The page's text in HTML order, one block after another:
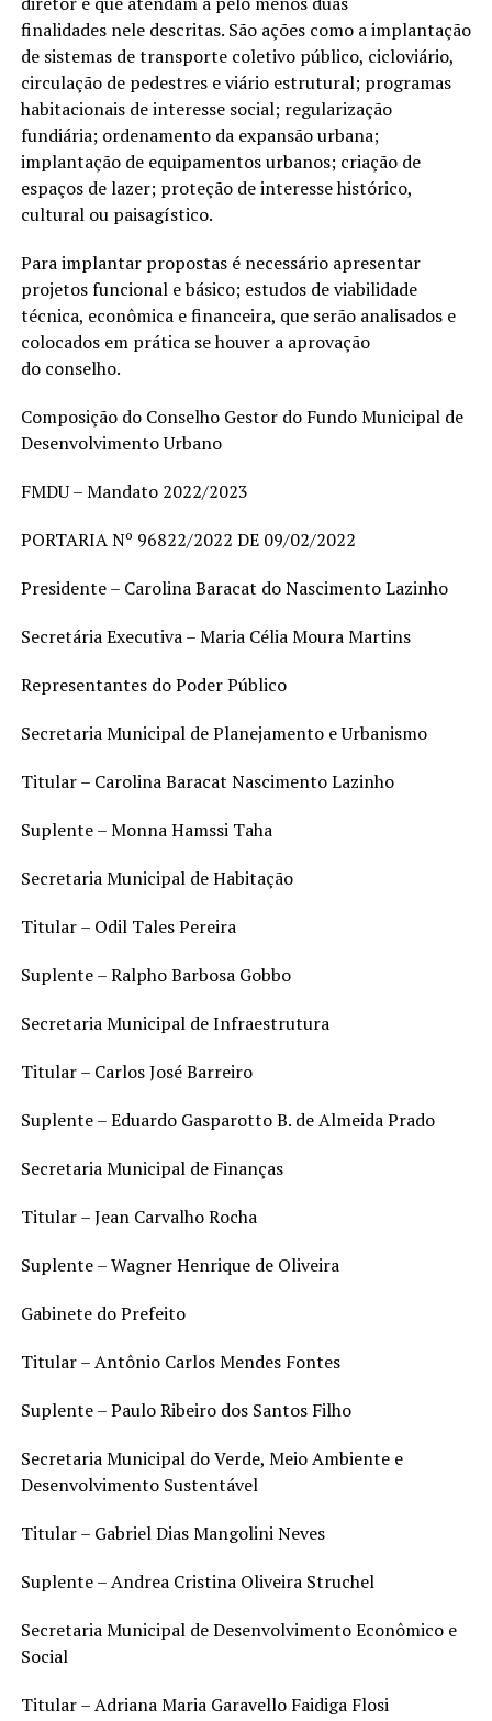
finalidades nele descritas. São ações como a implantação
de sistemas de transporte coletivo público, cicloviário,
circulação de pedestres e viário estrutural; programas
habitacionais de interesse social; regularização
fundiária; ordenamento da expansão urbana;
implantação de equipamentos urbanos; criação de
espaços de lazer; proteção de interesse histórico,
cultural ou paisagístico.
Para implantar propostas é necessário apresentar
projetos funcional e básico; estudos de viabilidade
técnica, econômica e financeira, que serão analisados e
colocados em prática se houver a aprovação
do conselho.
Composição do Conselho Gestor do Fundo Municipal de
Desenvolvimento Urbano
FMDU – Mandato 2022/2023
PORTARIA Nº 96822/2022 DE 09/02/2022
Presidente – Carolina Baracat do Nascimento Lazinho
Secretária Executiva – Maria Célia Moura Martins
Representantes do Poder Público
Secretaria Municipal de Planejamento e Urbanismo
Titular – Carolina Baracat Nascimento Lazinho
Suplente – Monna Hamssi Taha
Secretaria Municipal de Habitação
Titular – Odil Tales Pereira
Suplente – Ralpho Barbosa Gobbo
Secretaria Municipal de Infraestrutura
Titular – Carlos José Barreiro
Suplente – Eduardo Gasparotto B. de Almeida Prado
Secretaria Municipal de Finanças
Titular – Jean Carvalho Rocha
Suplente – Wagner Henrique de Oliveira
Gabinete do Prefeito
Titular – Antônio Carlos Mendes Fontes
Suplente – Paulo Ribeiro dos Santos Filho
Secretaria Municipal do Verde, Meio Ambiente e
Desenvolvimento Sustentável
Titular – Gabriel Dias Mangolini Neves
Suplente – Andrea Cristina Oliveira Struchel
Secretaria Municipal de Desenvolvimento Econômico e
Social
Titular – Adriana Maria Garavello Faidiga Flosi